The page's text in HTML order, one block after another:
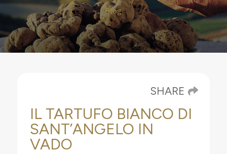
Blog
SHARE
IL TARTUFO BIANCO DI
SANT’ANGELO IN
VADO